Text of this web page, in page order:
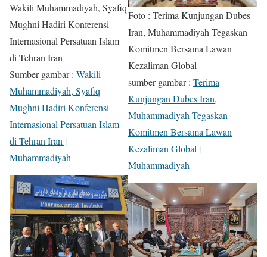
Wakili Muhammadiyah, Syafiq
Mughni Hadiri Konferensi
Internasional Persatuan Islam
di Tehran Iran
Sumber gambar : Wakili
Muhammadiyah, Syafiq
Mughni Hadiri Konferensi
Internasional Persatuan Islam
di Tehran Iran |
Muhammadiyah
Foto : Terima Kunjungan Dubes
Iran, Muhammadiyah Tegaskan
Komitmen Bersama Lawan
Kezaliman Global
sumber gambar : Terima
Kunjungan Dubes Iran,
Muhammadiyah Tegaskan
Komitmen Bersama Lawan
Kezaliman Global |
Muhammadiyah